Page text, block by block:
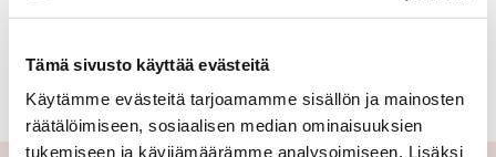
Tämä sivusto käyttää evästeitä
Käytämme evästeitä tarjoamamme sisällön ja mainosten
räätälöimiseen, sosiaalisen median ominaisuuksien
tukemiseen ja kävijämäärämme analysoimiseen. Lisäksi